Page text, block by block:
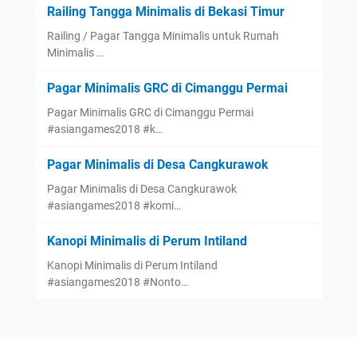
Railing Tangga Minimalis di Bekasi Timur
Railing / Pagar Tangga Minimalis untuk Rumah
Minimalis …
Pagar Minimalis GRC di Cimanggu Permai
Pagar Minimalis GRC di Cimanggu Permai
#asiangames2018 #k…
Pagar Minimalis di Desa Cangkurawok
Pagar Minimalis di Desa Cangkurawok
#asiangames2018 #komi…
Kanopi Minimalis di Perum Intiland
Kanopi Minimalis di Perum Intiland
#asiangames2018 #Nonto…